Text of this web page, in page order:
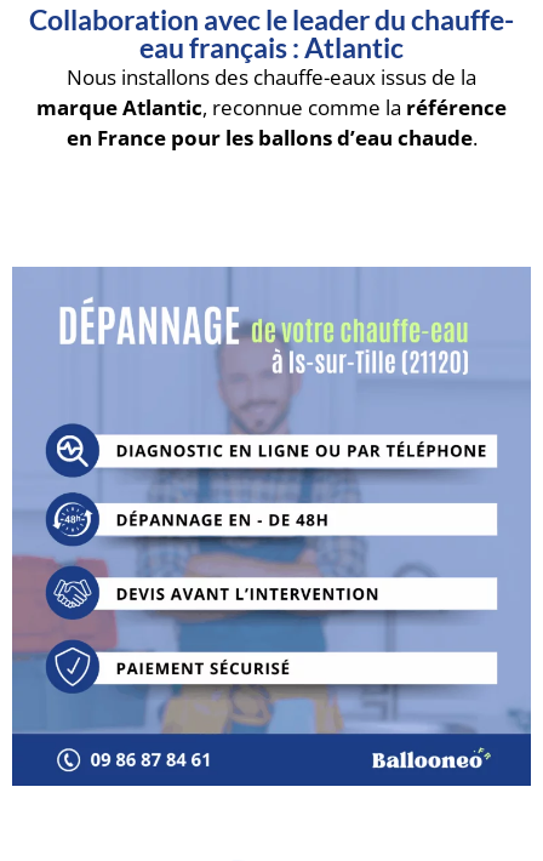
Collaboration avec le leader du chauffe-
eau français : Atlantic
Nous installons des chauffe-eaux issus de la
marque Atlantic, reconnue comme la référence
en France pour les ballons d’eau chaude.